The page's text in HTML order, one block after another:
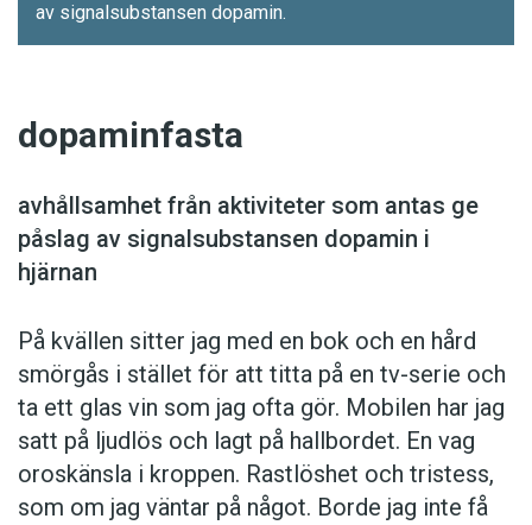
av signalsubstansen dopamin.
dopaminfasta
avhållsamhet från aktiviteter som antas ge
påslag av signalsubstansen dopamin i
hjärnan
På kvällen sitter jag med en bok och en hård
smörgås i ­stället för att titta på en tv-­serie och
ta ett glas vin som jag ofta gör. Mobilen har jag
satt på ljudlös och lagt på hallbordet. En vag
oroskänsla i kroppen. Rastlöshet och tristess,
som om jag väntar på något. Borde jag inte få